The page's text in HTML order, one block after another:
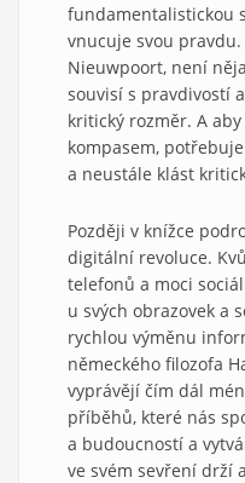
fundamentalistickou
vnucuje svou
Nieuwpoort, není
souvisí s pravdivostí
kritický rozměr. A
kompasem,
a neustále klást
Později v knížce
digitální revoluce.
telefonů a moci
u svých obrazovek a
rychlou výměnu
německého filozofa
vyprávějí čím dál
příběhů, které nás
a budoucností a
ve svém sevření drží